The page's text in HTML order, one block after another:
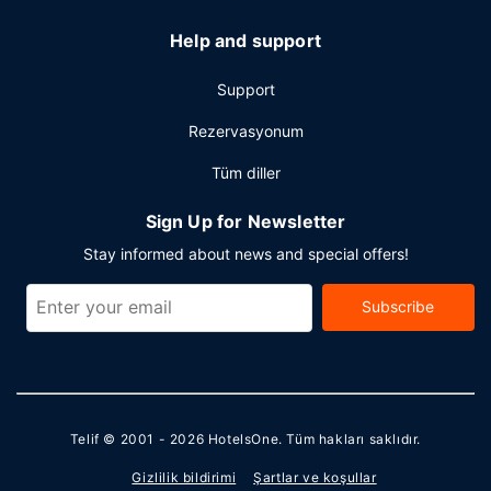
Help and support
Support
Rezervasyonum
Tüm diller
Sign Up for Newsletter
Stay informed about news and special offers!
Subscribe
Telif © 2001 - 2026 HotelsOne. Tüm hakları saklıdır.
Gizlilik bildirimi Şartlar ve koşullar